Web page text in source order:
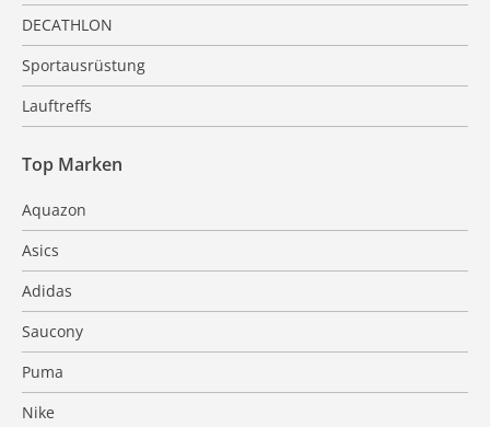
DECATHLON
Sportausrüstung
Lauftreffs
Top Marken
Aquazon
Asics
Adidas
Saucony
Puma
Nike